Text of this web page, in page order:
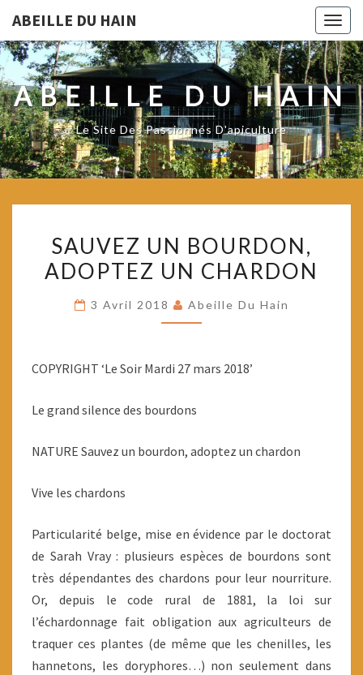
ABEILLE DU HAIN
ABEILLE DU HAIN
Le Site Des Passionnés D'apiculture
UN
BOURDON,
UN
SAUVEZ UN BOURDON,
ADOPTEZ UN CHARDON
3 Avril 2018 Abeille Du Hain
COPYRIGHT ‘Le Soir Mardi 27 mars 2018’
Le grand silence des bourdons
NATURE Sauvez un bourdon, adoptez un chardon
Vive les chardons
Particularité belge, mise en évidence par le doctorat
de Sarah Vray : plusieurs espèces de bourdons sont
très dépendantes des chardons pour leur nourriture.
Or, depuis le code rural de 1881, la loi sur
l’échardonnage fait obligation aux agriculteurs de
traquer ces plantes (de même que les chenilles, les
hannetons, les doryphores…) non seulement dans